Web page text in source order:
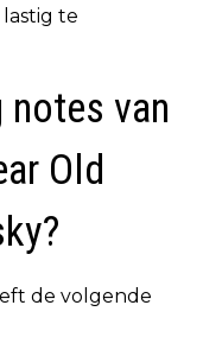
te
van
Old
de volgende